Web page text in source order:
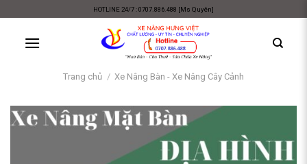
content
HOTLINE 24/7 : 0707.886.488 [Ms Quyên]
Trang chủ / Xe Nâng Bàn - Xe Nâng Cây Cảnh